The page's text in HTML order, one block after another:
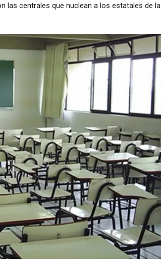
las centrales que nuclean a los estatales de la